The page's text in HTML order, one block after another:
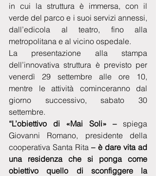
in cui la struttura è immersa, con il
verde del parco e i suoi servizi annessi,
dall’edicola al teatro, fino alla
metropolitana e al vicino ospedale.
La presentazione alla stampa
dell’innovativa struttura è previsto per
venerdì 29 settembre alle ore 10,
mentre le attività cominceranno dal
giorno successivo, sabato 30
settembre.
“L’obiettivo di «Mai Soli» – spiega
Giovanni Romano, presidente della
cooperativa Santa Rita – è dare vita ad
una residenza che si ponga come
obiettivo quello di sconfiggere la